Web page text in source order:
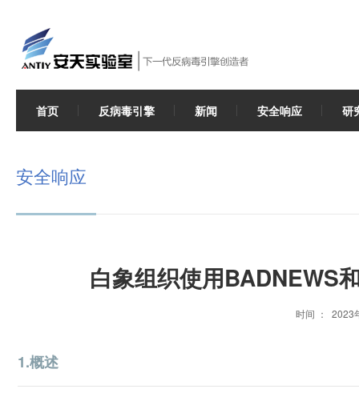
首页 反病毒引擎 新闻 安全响应 研
安全响应
白象组织使用BADNEWS
时间 ： 2023
1.概述